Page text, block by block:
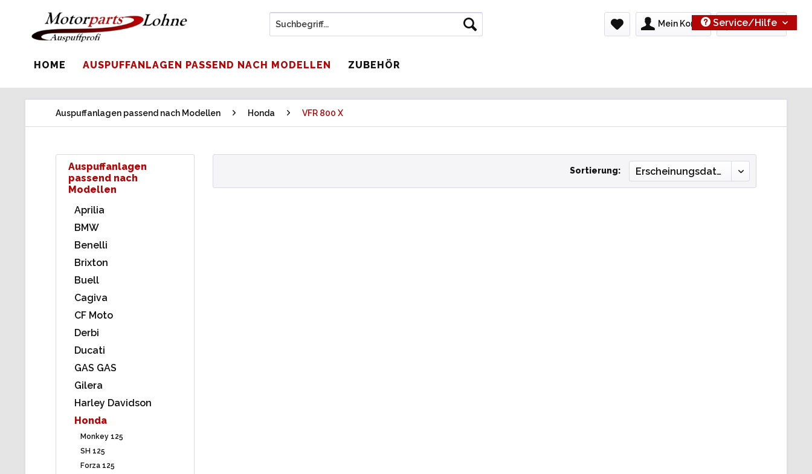
Service/Hilfe
Mein Konto 0,00 € *
HOME AUSPUFFANLAGEN PASSEND NACH MODELLEN ZUBEHÖR
Auspuffanlagen passend nach Modellen Honda VFR 800 X
Auspuffanlagen
passend nach
Modellen
Aprilia
BMW
Benelli
Brixton
Buell
Cagiva
CF Moto
Derbi
Ducati
GAS GAS
Gilera
Harley Davidson
Honda
Monkey 125
SH 125
Forza 125
Sortierung: